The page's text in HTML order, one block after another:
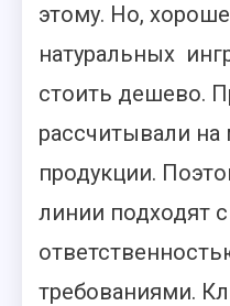
этому. Но,
натуральных
стоить дешево.
рассчитывали на
продукции.
линии подходят
требованиями.